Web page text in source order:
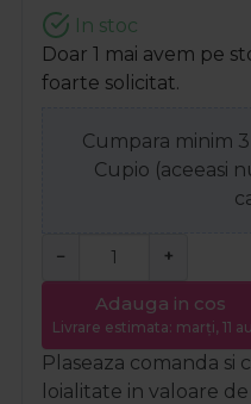
In stoc
Doar 1 mai avem pe
foarte solicitat.
Cumpara minim
Cupio (aceeasi
− +
Adauga in cos
Livrare estimata: marți, 11
Plaseaza comanda si
loialitate in valoare de